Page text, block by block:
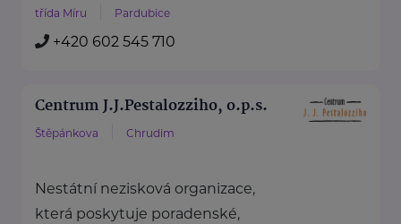
třída Míru Pardubice
+420 602 545 710
Centrum J.J.Pestalozziho, o.p.s.
Štěpánkova Chrudim
Nestátní nezisková organizace,
která poskytuje poradenské,